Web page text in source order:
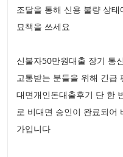
조달을 통해 신용 불량 상
묘책을 쓰세요
신불자50만원대출 장기 통
고통받는 분들을 위해 긴급
대면개인돈대출후기 단 한
로 비대면 승인이 완료되어
가입니다